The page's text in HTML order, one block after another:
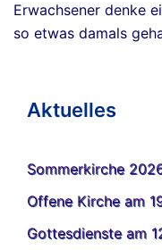
Erwachsener denke
so etwas damals
Aktuelles
Sommerkirche
Offene Kirche am
Gottesdienste am